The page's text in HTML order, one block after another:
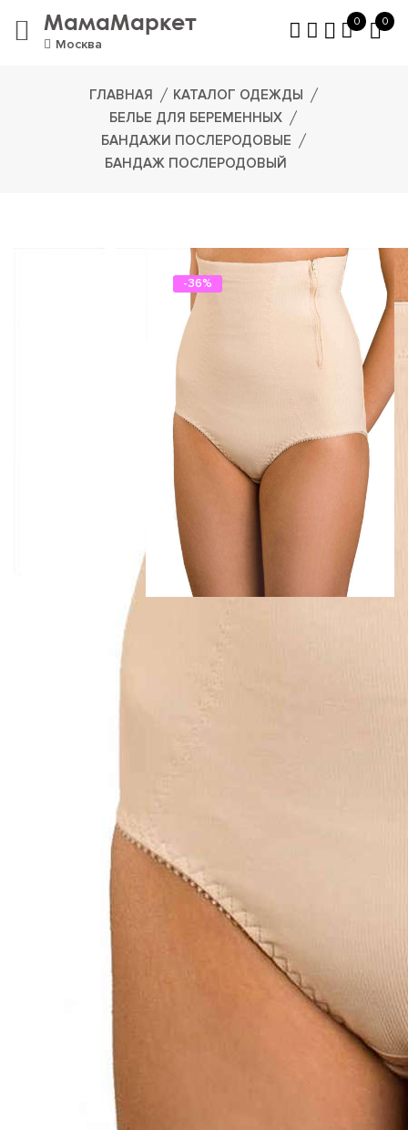
МамаМаркет
Москва
0 0
ГЛАВНАЯ
КАТАЛОГ ОДЕЖДЫ
БЕЛЬЕ ДЛЯ БЕРЕМЕННЫХ
БАНДАЖИ ПОСЛЕРОДОВЫЕ
БАНДАЖ ПОСЛЕРОДОВЫЙ
-36%